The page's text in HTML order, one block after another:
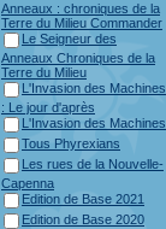
Anneaux : chroniques de la
Terre du Milieu Commander
Le Seigneur des
Anneaux Chroniques de la
Terre du Milieu
L'Invasion des Machines
: Le jour d'après
L'Invasion des Machines
Tous Phyrexians
Les rues de la Nouvelle-
Capenna
Edition de Base 2021
Edition de Base 2020